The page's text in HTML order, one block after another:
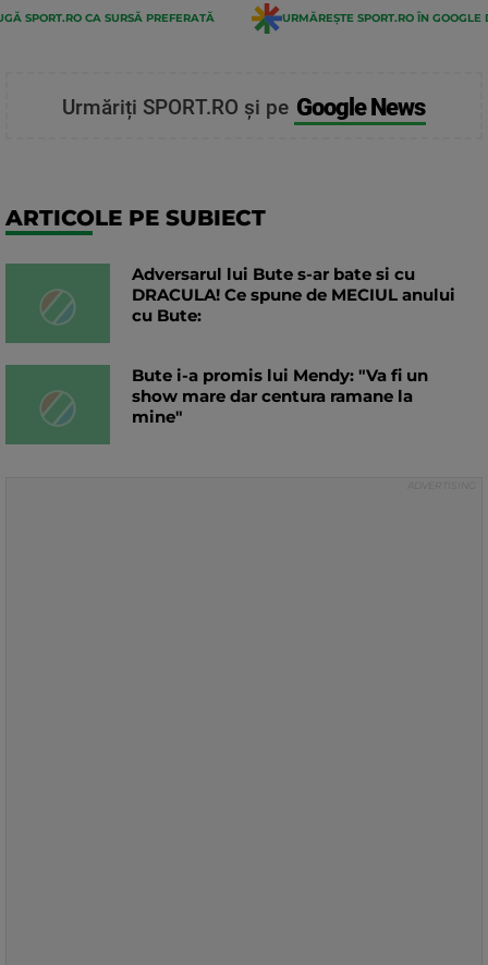
SPORT.RO CA SURSĂ PREFERATĂ URMĂREȘTE SPORT.RO ÎN GOOGLE
Urmăriți SPORT.RO și pe Google News
ARTICOLE PE SUBIECT
Adversarul lui Bute s-ar bate si cu
DRACULA! Ce spune de MECIUL anului
cu Bute:
Bute i-a promis lui Mendy: "Va fi un
show mare dar centura ramane la
mine"